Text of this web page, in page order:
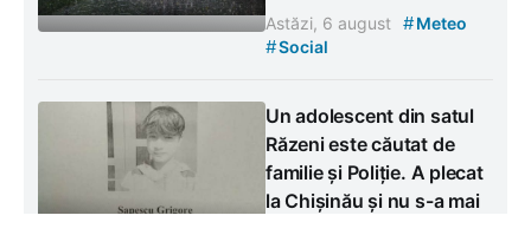
Astăzi, 6 august #Meteo
#Social
Un adolescent din satul
Răzeni este căutat de
familie și Poliție. A plecat
la Chișinău și nu s-a mai